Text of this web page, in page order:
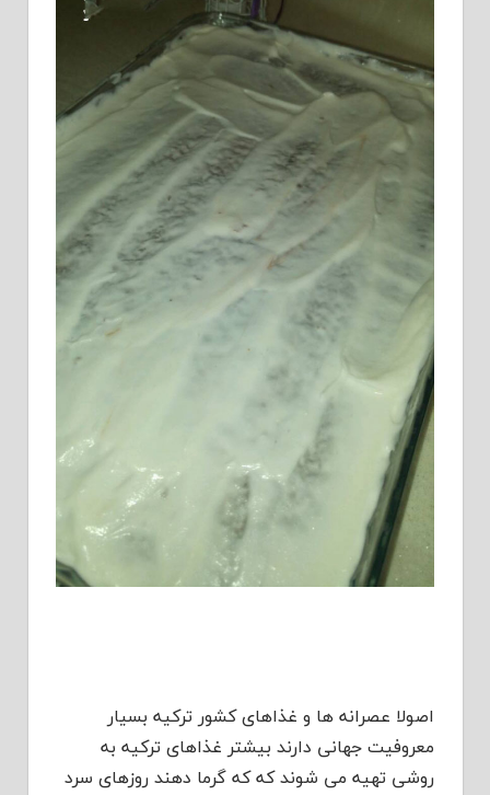
اصولا عصرانه ها و غذاهای کشور ترکیه بسیار
معروفیت جهانی دارند بیشتر غذاهای ترکیه به
روشی تهیه می شوند که که گرما دهند روزهای سرد